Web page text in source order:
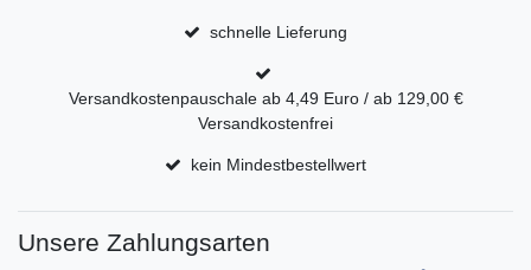
schnelle Lieferung
Versandkostenpauschale ab 4,49 Euro / ab 129,00 €
Versandkostenfrei
kein Mindestbestellwert
Unsere Zahlungsarten